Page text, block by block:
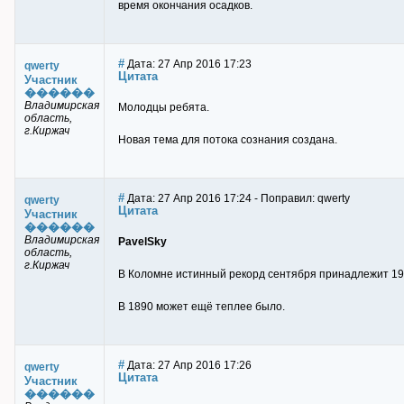
время окончания осадков.
qwerty
Участник
������
Владимирская
область,
г.Киржач
# Дата: 27 Апр 2016 17:23
Цитата
Молодцы ребята.
Новая тема для потока сознания создана.
qwerty
Участник
������
Владимирская
область,
г.Киржач
# Дата: 27 Апр 2016 17:24 - Поправил: qwerty
Цитата
PavelSky
В Коломне истинный рекорд сентября принадлежит
В 1890 может ещё теплее было.
qwerty
Участник
������
# Дата: 27 Апр 2016 17:26
Цитата